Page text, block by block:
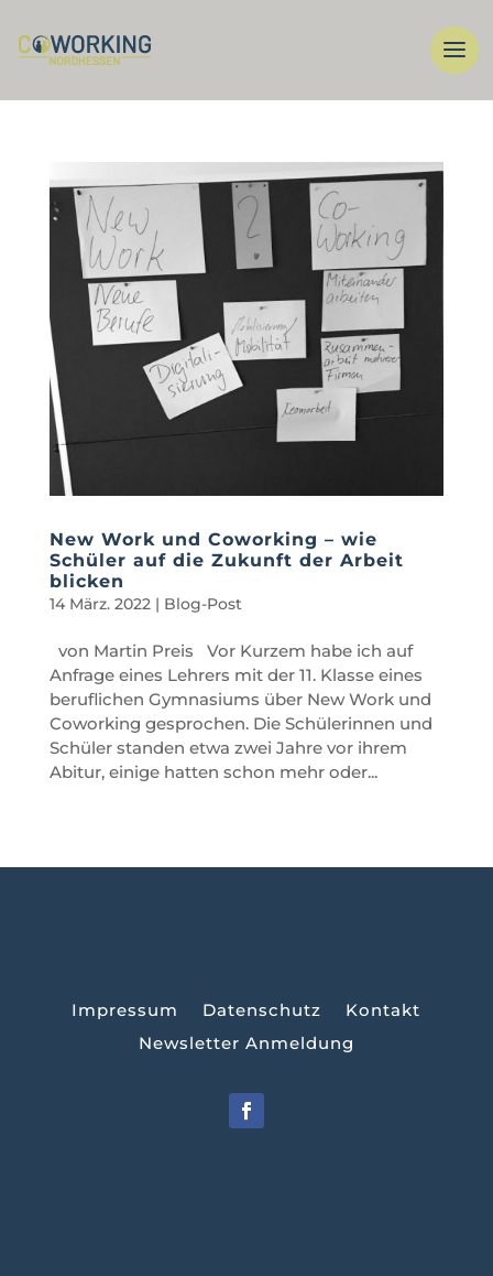
New Work und Coworking – wie
Schüler auf die Zukunft der Arbeit
blicken
14 März. 2022| Blog-Post
von Martin Preis Vor Kurzem habe ich auf
Anfrage eines Lehrers mit der 11. Klasse eines
beruflichen Gymnasiums über New Work und
Coworking gesprochen. Die Schülerinnen und
Schüler standen etwa zwei Jahre vor ihrem
Abitur, einige hatten schon mehr oder...
Impressum Datenschutz
Kontakt
Newsletter Anmeldung